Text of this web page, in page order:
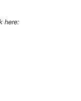
here: